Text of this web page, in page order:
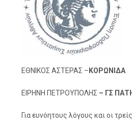
ΕΘΝΙΚΟΣ ΑΣΤΕΡΑΣ – ΚΟΡΩΝΙΔΑ
ΕΙΡΗΝΗ ΠΕΤΡΟΥΠΟΛΗΣ – ΓΣ
Για ευνόητους λόγους και οι